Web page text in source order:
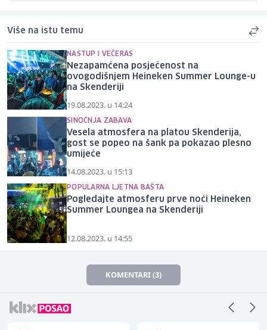
Više na istu temu
NASTUP I VEČERAS
Nezapamćena posjećenost na
ovogodišnjem Heineken Summer Lounge-u
na Skenderiji
19.08.2023. u 14:24
SINOĆNJA ZABAVA
Vesela atmosfera na platou Skenderija,
gost se popeo na šank pa pokazao plesno
umijeće
14.08.2023. u 15:13
POPULARNA LJETNA BAŠTA
Pogledajte atmosferu prve noći Heineken
Summer Loungea na Skenderiji
12.08.2023. u 14:55
KOMENTARI (3)